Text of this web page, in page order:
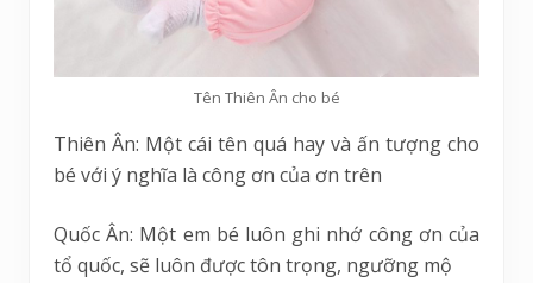
Tên Thiên Ân cho bé
Thiên Ân: Một cái tên quá hay và ấn tượng cho
bé với ý nghĩa là công ơn của ơn trên
Quốc Ân: Một em bé luôn ghi nhớ công ơn của
tổ quốc, sẽ luôn được tôn trọng, ngưỡng mộ